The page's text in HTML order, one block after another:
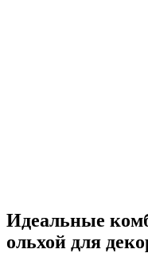
Идеальные
ольхой для